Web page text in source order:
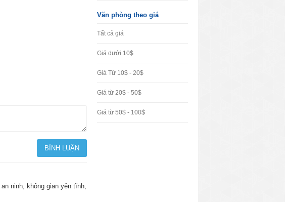
ninh, không gian yên tĩnh,
Văn phòng theo giá
Tất cả giá
Giá dưới 10$
Giá Từ 10$ - 20$
Giá từ 20$ - 50$
Giá từ 50$ - 100$